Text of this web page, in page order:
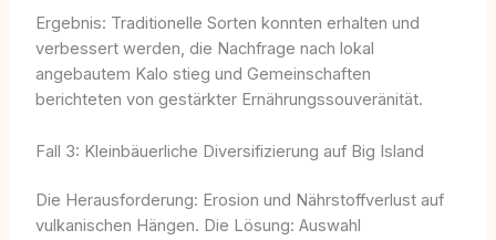
Ergebnis: Traditionelle Sorten konnten erhalten und
verbessert werden, die Nachfrage nach lokal
angebautem Kalo stieg und Gemeinschaften
berichteten von gestärkter Ernährungssouveränität.
Fall 3: Kleinbäuerliche Diversifizierung auf Big Island
Die Herausforderung: Erosion und Nährstoffverlust auf
vulkanischen Hängen. Die Lösung: Auswahl